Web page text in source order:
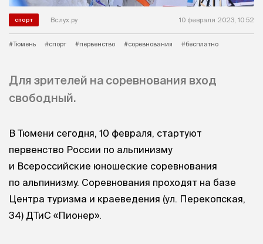
спорт Вслух.ру 10 февраля 2023, 10:52
#Тюмень #спорт #первенство #соревнования #бесплатно
Для зрителей на соревнования вход
свободный.
В Тюмени сегодня, 10 февраля, стартуют
первенство России по альпинизму
и Всероссийские юношеские соревнования
по альпинизму. Соревнования проходят на базе
Центра туризма и краеведения (ул. Перекопская,
34) ДТиС «Пионер».